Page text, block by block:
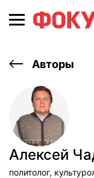
Авторы
Алексей
политолог,